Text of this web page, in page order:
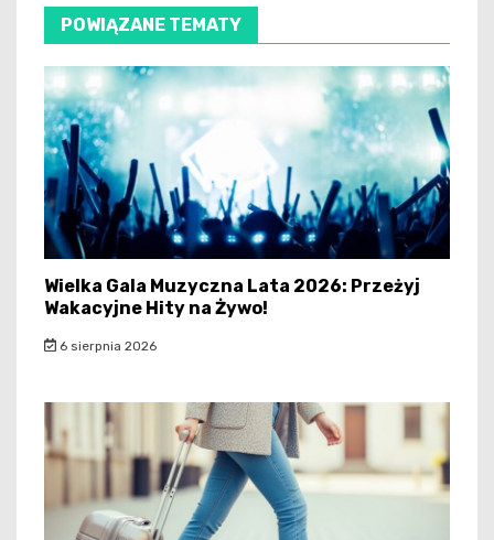
POWIĄZANE TEMATY
Wielka Gala Muzyczna Lata 2026: Przeżyj
Wakacyjne Hity na Żywo!
6 sierpnia 2026